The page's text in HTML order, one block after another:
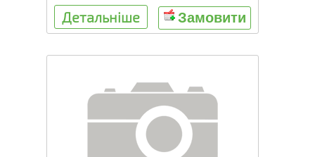
Детальніше Замовити